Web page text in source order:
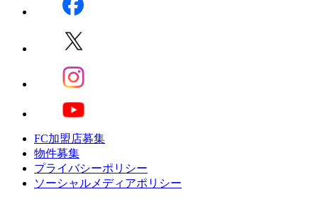
FC加盟店募集
物件募集
プライバシーポリシー
ソーシャルメディアポリシー